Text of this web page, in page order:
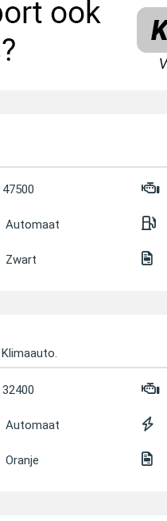
47500
Automaat
Zwart
32400
Automaat
Oranje